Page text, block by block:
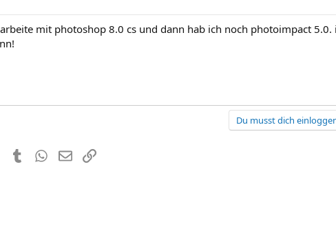
mit photoshop 8.0 cs und dann hab ich noch photoimpact
Du musst dich
PinterestTumblrWhatsApp
E-MailLink